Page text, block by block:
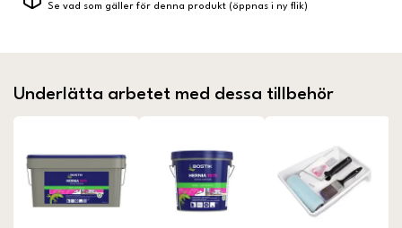
Se vad som gäller för denna produkt (öppnas i ny flik)
Underlätta arbetet med dessa tillbehör